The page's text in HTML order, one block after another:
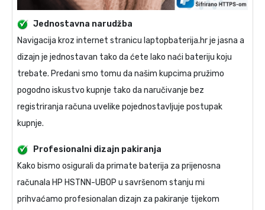
Jednostavna narudžba
Navigacija kroz internet stranicu laptopbaterija.hr je jasna a
dizajn je jednostavan tako da ćete lako naći bateriju koju
trebate. Predani smo tomu da našim kupcima pružimo
pogodno iskustvo kupnje tako da naručivanje bez
registriranja računa uvelike pojednostavljuje postupak
kupnje.
Profesionalni dizajn pakiranja
Kako bismo osigurali da primate baterija za prijenosna
računala HP HSTNN-UB0P u savršenom stanju mi
prihvaćamo profesionalan dizajn za pakiranje tijekom